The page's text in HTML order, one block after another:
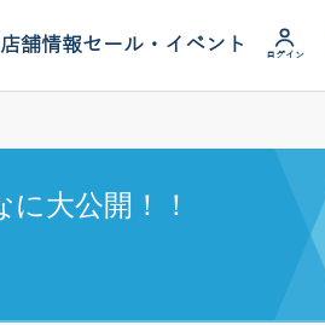
店舗情報セール・イベント ログイン
大公開！！